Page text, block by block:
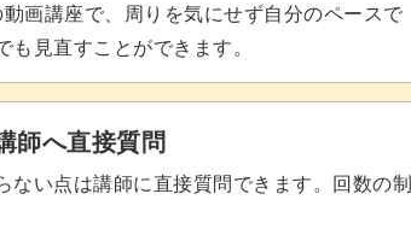
画講座で、周りを気にせず自分のペースで
も見直すことができます。
師へ直接質問
ない点は講師に直接質問できます。回数の制